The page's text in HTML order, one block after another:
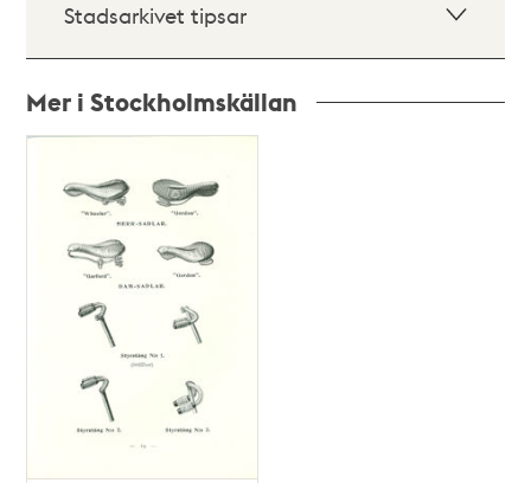
Stadsarkivet tipsar
Mer i Stockholmskällan